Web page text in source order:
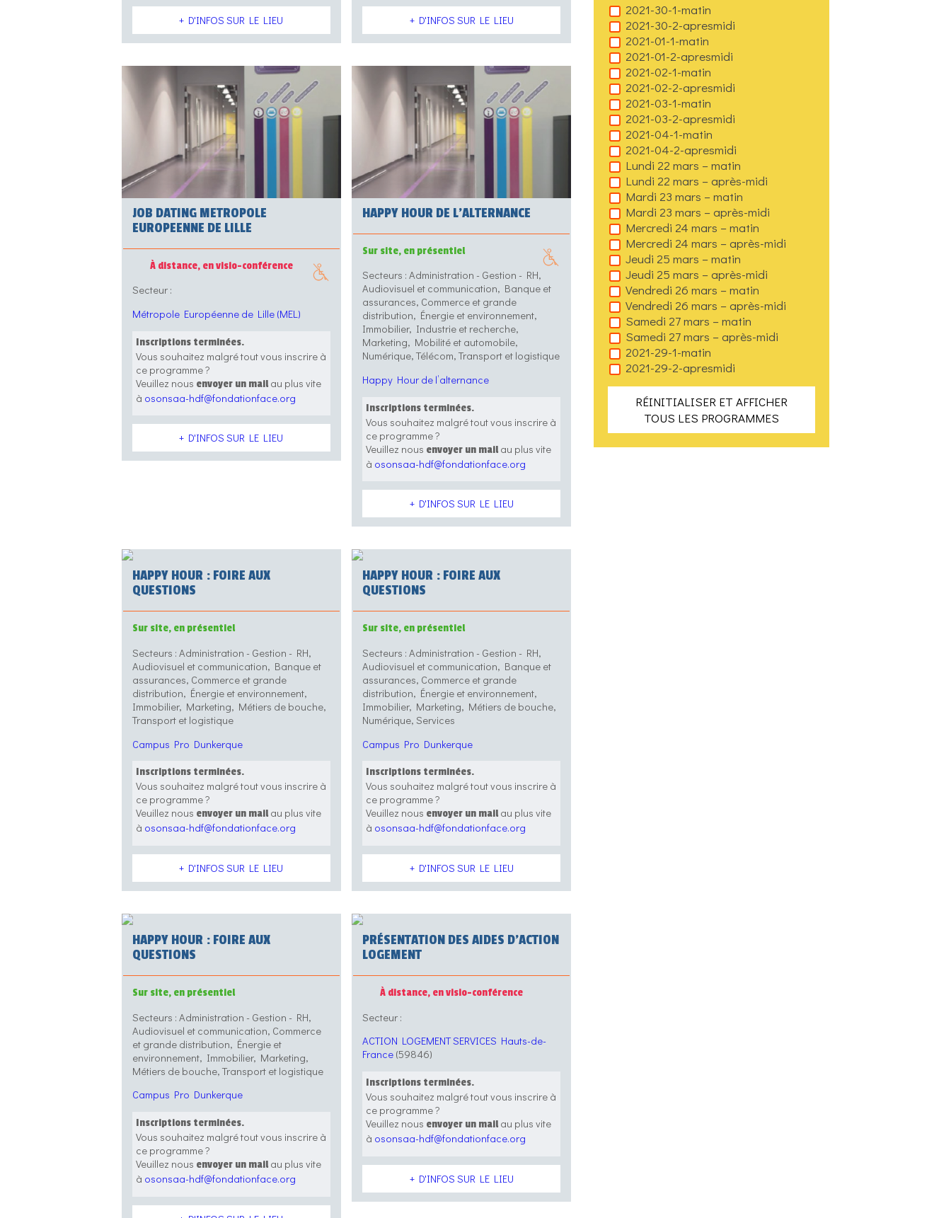
2021-30-1-matin
2021-30-2-apresmidi
2021-01-1-matin
2021-01-2-apresmidi
2021-02-1-matin
2021-02-2-apresmidi
2021-03-1-matin
2021-03-2-apresmidi
2021-04-1-matin
2021-04-2-apresmidi
Lundi 22 mars – matin
Lundi 22 mars – après-midi
Mardi 23 mars – matin
Mardi 23 mars – après-midi
Mercredi 24 mars – matin
Mercredi 24 mars – après-midi
Jeudi 25 mars – matin
Jeudi 25 mars – après-midi
Vendredi 26 mars – matin
Vendredi 26 mars – après-midi
Samedi 27 mars – matin
Samedi 27 mars – après-midi
2021-29-1-matin
2021-29-2-apresmidi
RÉINITIALISER ET AFFICHER
TOUS LES PROGRAMMES
+ D'INFOS SUR LE LIEU + D'INFOS SUR LE LIEU
JOB DATING METROPOLE
EUROPEENNE DE LILLE
À distance, en visio-conférence
Secteur :
Métropole Européenne de Lille (MEL)
Inscriptions terminées.
Vous souhaitez malgré tout vous inscrire à
ce programme ?
Veuillez nous envoyer un mail au plus vite
à osonsaa-hdf@fondationface.org
+ D'INFOS SUR LE LIEU
HAPPY HOUR DE L’ALTERNANCE
Sur site, en présentiel
Secteurs : Administration - Gestion - RH,
Audiovisuel et communication, Banque et
assurances, Commerce et grande
distribution, Énergie et environnement,
Immobilier, Industrie et recherche,
Marketing, Mobilité et automobile,
Numérique, Télécom, Transport et logistique
Happy Hour de l’alternance
Inscriptions terminées.
Vous souhaitez malgré tout vous inscrire à
ce programme ?
Veuillez nous envoyer un mail au plus vite
à osonsaa-hdf@fondationface.org
+ D'INFOS SUR LE LIEU
HAPPY HOUR : FOIRE AUX
QUESTIONS
Sur site, en présentiel
Secteurs : Administration - Gestion - RH,
Audiovisuel et communication, Banque et
assurances, Commerce et grande
distribution, Énergie et environnement,
Immobilier, Marketing, Métiers de bouche,
Transport et logistique
Campus Pro Dunkerque
Inscriptions terminées.
Vous souhaitez malgré tout vous inscrire à
ce programme ?
Veuillez nous envoyer un mail au plus vite
à osonsaa-hdf@fondationface.org
+ D'INFOS SUR LE LIEU
HAPPY HOUR : FOIRE AUX
QUESTIONS
Sur site, en présentiel
Secteurs : Administration - Gestion - RH,
Audiovisuel et communication, Banque et
assurances, Commerce et grande
distribution, Énergie et environnement,
Immobilier, Marketing, Métiers de bouche,
Numérique, Services
Campus Pro Dunkerque
Inscriptions terminées.
Vous souhaitez malgré tout vous inscrire à
ce programme ?
Veuillez nous envoyer un mail au plus vite
à osonsaa-hdf@fondationface.org
+ D'INFOS SUR LE LIEU
HAPPY HOUR : FOIRE AUX
QUESTIONS
Sur site, en présentiel
Secteurs : Administration - Gestion - RH,
Audiovisuel et communication, Commerce
et grande distribution, Énergie et
environnement, Immobilier, Marketing,
Métiers de bouche, Transport et logistique
Campus Pro Dunkerque
Inscriptions terminées.
Vous souhaitez malgré tout vous inscrire à
ce programme ?
Veuillez nous envoyer un mail au plus vite
à osonsaa-hdf@fondationface.org
PRÉSENTATION DES AIDES D’ACTION
LOGEMENT
À distance, en visio-conférence
Secteur :
ACTION LOGEMENT SERVICES Hauts-de-
France (59846)
Inscriptions terminées.
Vous souhaitez malgré tout vous inscrire à
ce programme ?
Veuillez nous envoyer un mail au plus vite
à osonsaa-hdf@fondationface.org
+ D'INFOS SUR LE LIEU